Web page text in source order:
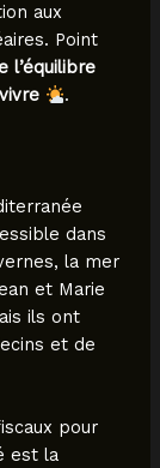
aux
Point
l’équilibre
.
dans
la mer
et Marie
ils ont
et de
pour
est la